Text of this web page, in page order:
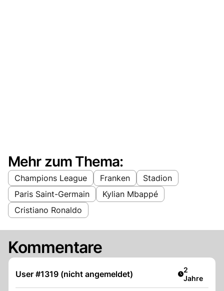
Mehr zum Thema:
Champions League Franken
Stadion
Paris Saint-Germain
Kylian Mbappé
Cristiano Ronaldo
Kommentare
User #1319 (nicht angemeldet) Artikel
2
Jahre